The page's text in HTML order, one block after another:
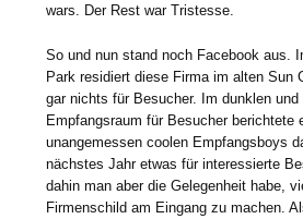
wars. Der Rest war Tristesse.
So und nun stand noch Facebook aus.
Park residiert diese Firma im alten Sun
gar nichts für Besucher. Im dunklen
Empfangsraum für Besucher berichtete
unangemessen coolen Empfangsboys
nächstes Jahr etwas für interessierte
dahin man aber die Gelegenheit habe,
Firmenschild am Eingang zu machen.